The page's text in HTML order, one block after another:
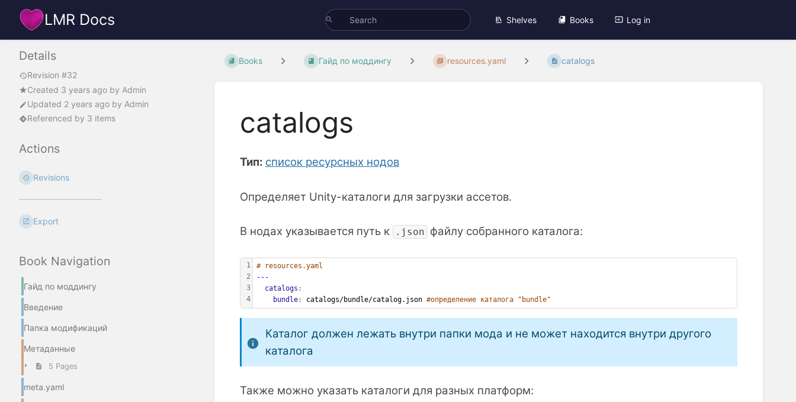
LMR Docs Shelves Books Log in
Details
Revision #32
Created 3 years ago by Admin
Updated 2 years ago by Admin
Referenced by 3 items
Actions
Revisions
Export
Book Navigation
Гайд по моддингу
Введение
Папка модификаций
Метаданные
5 Pages
meta.yaml
Books Гайд по моддингу resources.yaml catalogs
catalogs
Тип: список ресурсных нодов
Определяет Unity-каталоги для загрузки ассетов.
В нодах указывается путь к .json файлу собранного каталога:
1
2
3
4
# resources.yaml
---
  catalogs
:
    bundle
: catalogs/bundle/catalog.json #определение каталога "bundle"
Каталог должен лежать внутри папки мода и не может находится внутри другого
каталога
Также можно указать каталоги для разных платформ: